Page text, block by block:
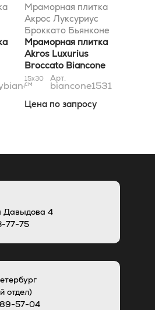
Мраморная плитка
Акрос Луксуриус
Броккато Бьянконе
14,8x30,5
Мраморная плитка
Akros Luxurius
Broccato Biancone
14,8x30,5
15x30
см
Арт.
biancone1531
Цена по запросу
Давыдова 4
77-75
отдел)
57-04